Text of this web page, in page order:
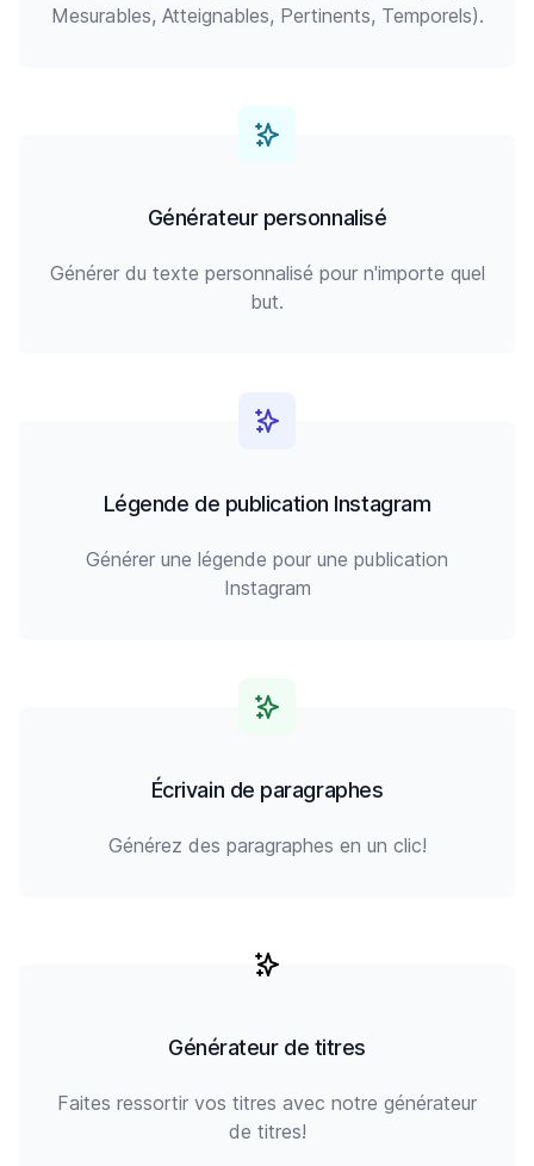
Mesurables, Atteignables, Pertinents, Temporels).
Générateur personnalisé
Générer du texte personnalisé pour n'importe quel
but.
Légende de publication Instagram
Générer une légende pour une publication
Instagram
Écrivain de paragraphes
Générez des paragraphes en un clic!
Générateur de titres
Faites ressortir vos titres avec notre générateur
de titres!